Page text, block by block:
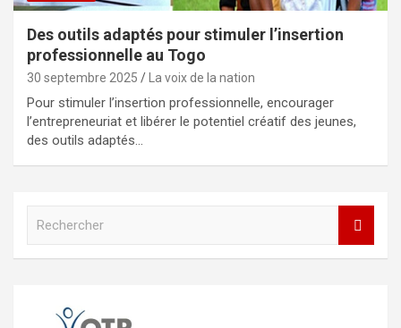
Des outils adaptés pour stimuler l’insertion
professionnelle au Togo
30 septembre 2025 La voix de la nation
Pour stimuler l’insertion professionnelle, encourager
l’entrepreneuriat et libérer le potentiel créatif des jeunes,
des outils adaptés…